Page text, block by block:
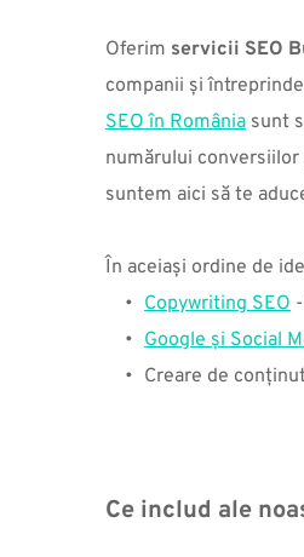
Oferim servicii SEO
companii și
SEO în România sunt
numărului
suntem aici să te
În aceiași ordine de
Copywriting SEO
Google și Social
Creare de
Ce includ ale